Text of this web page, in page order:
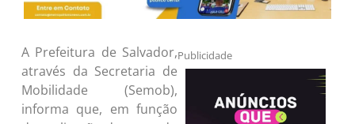
A Prefeitura de Salvador,
através da Secretaria de
Mobilidade (Semob),
informa que, em função
Publicidade